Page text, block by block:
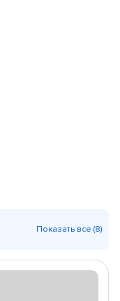
Показать все (8)